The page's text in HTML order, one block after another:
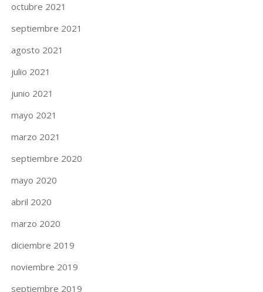
octubre 2021
septiembre 2021
agosto 2021
julio 2021
junio 2021
mayo 2021
marzo 2021
septiembre 2020
mayo 2020
abril 2020
marzo 2020
diciembre 2019
noviembre 2019
septiembre 2019